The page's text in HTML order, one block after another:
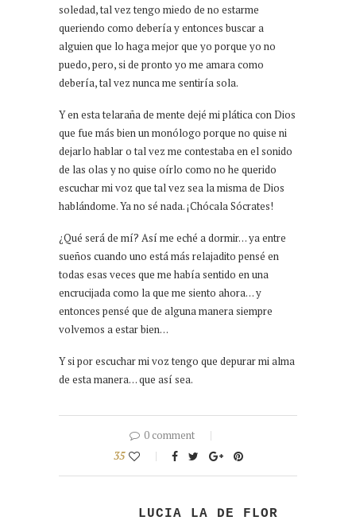
soledad, tal vez tengo miedo de no estarme
queriendo como debería y entonces buscar a
alguien que lo haga mejor que yo porque yo no
puedo, pero, si de pronto yo me amara como
debería, tal vez nunca me sentiría sola.
Y en esta telaraña de mente dejé mi plática con Dios
que fue más bien un monólogo porque no quise ni
dejarlo hablar o tal vez me contestaba en el sonido
de las olas y no quise oírlo como no he querido
escuchar mi voz que tal vez sea la misma de Dios
hablándome. Ya no sé nada. ¡Chócala Sócrates!
¿Qué será de mí? Así me eché a dormir… ya entre
sueños cuando uno está más relajadito pensé en
todas esas veces que me había sentido en una
encrucijada como la que me siento ahora… y
entonces pensé que de alguna manera siempre
volvemos a estar bien…
Y si por escuchar mi voz tengo que depurar mi alma
de esta manera… que así sea.
0 comment
35
LUCIA LA DE FLOR